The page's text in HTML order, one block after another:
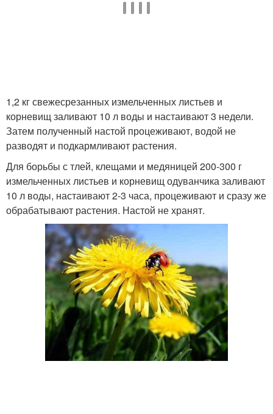
1,2 кг свежесрезанных измельченных листьев и
корневищ заливают 10 л воды и настаивают 3 недели.
Затем полученный настой процеживают, водой не
разводят и подкармливают растения.
Для борьбы с тлей, клещами и медяницей 200-300 г
измельченных листьев и корневищ одуванчика заливают
10 л воды, настаивают 2-3 часа, процеживают и сразу же
обрабатывают растения. Настой не хранят.